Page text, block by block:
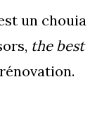
un chouia
the best